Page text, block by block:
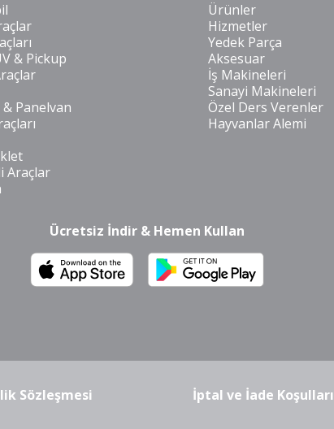
& Pickup
Panelvan
Araçlar
Ürünler
Hizmetler
Yedek Parça
Aksesuar
İş Makineleri
Sanayi Makineleri
Özel Ders Verenler
Hayvanlar Alemi
Ücretsiz İndir & Hemen Kullan
Sözleşmesi İptal ve İade Koşulları